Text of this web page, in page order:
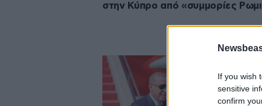
If you wish
sensitive
confirm
στην Κύπρο από «συμμορίες